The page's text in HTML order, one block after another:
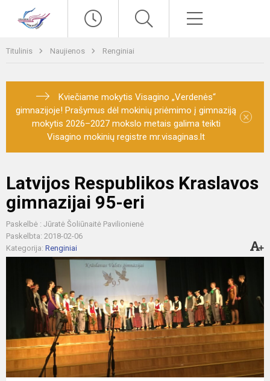
Titulinis Naujienos Renginiai
Kviečiame mokytis Visagino „Verdenės“
gimnazijoje! Prašymus dėl mokinių priėmimo į gimnaziją
mokytis 2026–2027 mokslo metais galima teikti
Visagino mokinių registre mr.visaginas.lt
×
Latvijos Respublikos Kraslavos
gimnazijai 95-eri
Paskelbė : Jūratė Šoliūnaitė Pavilionienė
Paskelbta: 2018-02-06
Kategorija: Renginiai